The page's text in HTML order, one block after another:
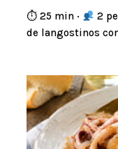
⏱ 25 min · 2
de langostinos